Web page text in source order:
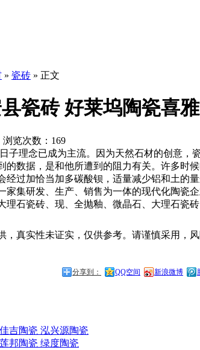
» 瓷砖 » 正文
瓷砖 好莱坞陶瓷喜
览次数： 169
子理念已成为主流。因为天然石材的创意
的数据，是和他所遭到的阻力有关。许多时
经过加恰当加多碳酸钡，适量减少铝和土的
家集研发、生产、销售为一体的现代化陶瓷
石瓷砖、现、全抛釉、微晶石、大理石瓷
，真实性未证实，仅供参考。请谨慎采用，风
分享到： QQ空间 新浪微博
吉陶瓷 泓兴源陶瓷
邦陶瓷 绿度陶瓷